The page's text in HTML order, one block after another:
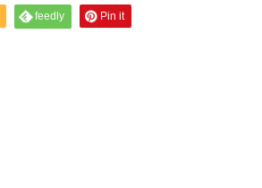
feedly Pin it